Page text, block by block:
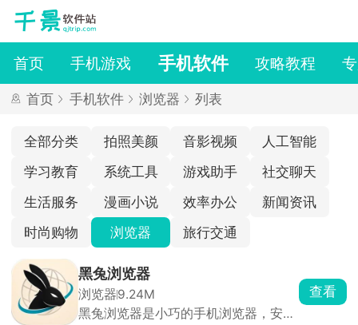
首页 手机游戏 手机软件 攻略教程
首页 手机软件 浏览器 列表
全部分类 拍照美颜 音影视频
人工智能
学习教育
系统工具 游戏助手
社交聊天
生活服务
漫画小说 效率办公
新闻资讯
时尚购物
浏览器 旅行交通
黑兔浏览器
浏览器9.24M
黑兔浏览器是小巧的手机浏览器，安装
查看